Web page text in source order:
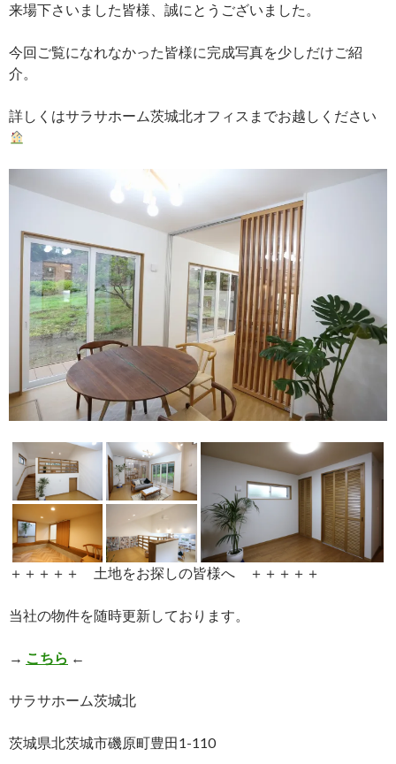
来場下さいました皆様、誠にとうございました。
今回ご覧になれなかった皆様に完成写真を少しだけご紹
介。
詳しくはサラサホーム茨城北オフィスまでお越しください
＋＋＋＋＋ 土地をお探しの皆様へ ＋＋＋＋＋
当社の物件を随時更新しております。
→ こちら ←
サラサホーム茨城北
茨城県北茨城市磯原町豊田1-110